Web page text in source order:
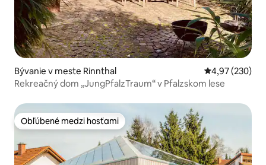
Bývanie v meste Rinnthal Priemerné
4,97 (230)
Rekreačný dom „JungPfalzTraum“ v Pfalzskom lese
Obľúbené medzi hosťami
Obľúbené medzi hosťami